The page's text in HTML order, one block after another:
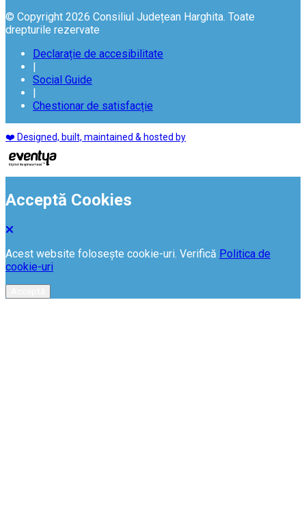
© Copyright 2026 Consiliul Județean Harghita. Toate
drepturile rezervate
Declarație de accesibilitate
|
Social Guide
|
Chestionar de satisfacție
❤️ Designed, built, maintained & hosted by
Acceptă Cookies
Acest website folosește cookie-uri. Verifică Politica de
cookie-uri